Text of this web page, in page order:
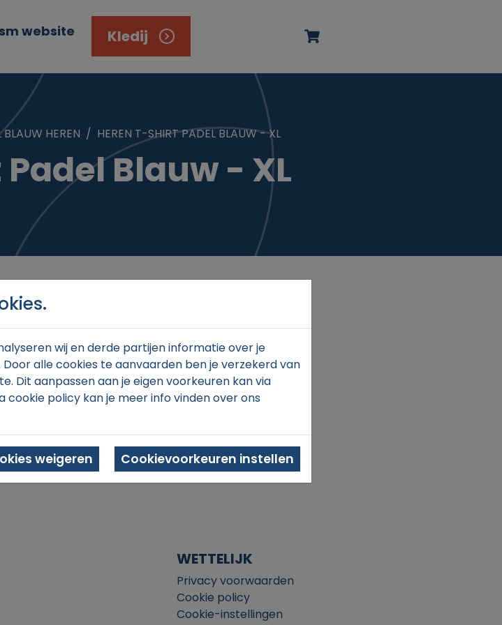
website Kledij
HEREN HEREN T-SHIRT PADEL BLAUW - XL
Blauw - XL
WETTELIJK
Privacy voorwaarden
Cookie policy
Cookie-instellingen
wij en derde partijen informatie over je
alle cookies te aanvaarden ben je verzekerd van
Dit aanpassen aan je eigen voorkeuren kan via
policy kan je meer info vinden over ons
weigeren Cookievoorkeuren instellen